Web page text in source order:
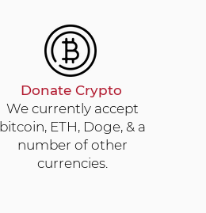
Donate Crypto
We currently accept
bitcoin, ETH, Doge, & a
number of other
currencies.